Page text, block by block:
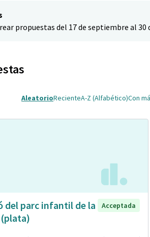
propuestas del 17 de septiembre al 30
AleatorioRecienteA-Z (Alfabético)Con
del parc infantil de la
Acceptada